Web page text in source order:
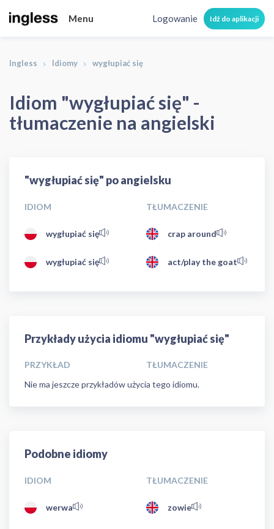
Menu Logowanie Idź do aplikacji
Ingless Idiomy wygłupiać się
Idiom "wygłupiać się" -
tłumaczenie na angielski
"wygłupiać się" po angielsku
IDIOM TŁUMACZENIE
wygłupiać się crap around
wygłupiać się act/play the goat
Przykłady użycia idiomu "wygłupiać się"
PRZYKŁAD
TŁUMACZENIE
Nie ma jeszcze przykładów użycia tego idiomu.
Podobne idiomy
IDIOM TŁUMACZENIE
werwa zowie